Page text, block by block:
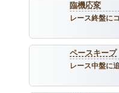
臨機応変
レース終盤に
ペースキープ
レース中盤に